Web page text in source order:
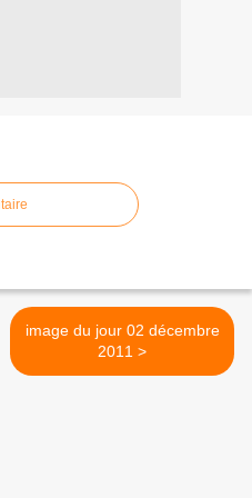
image du jour 02 décembre
2011 >